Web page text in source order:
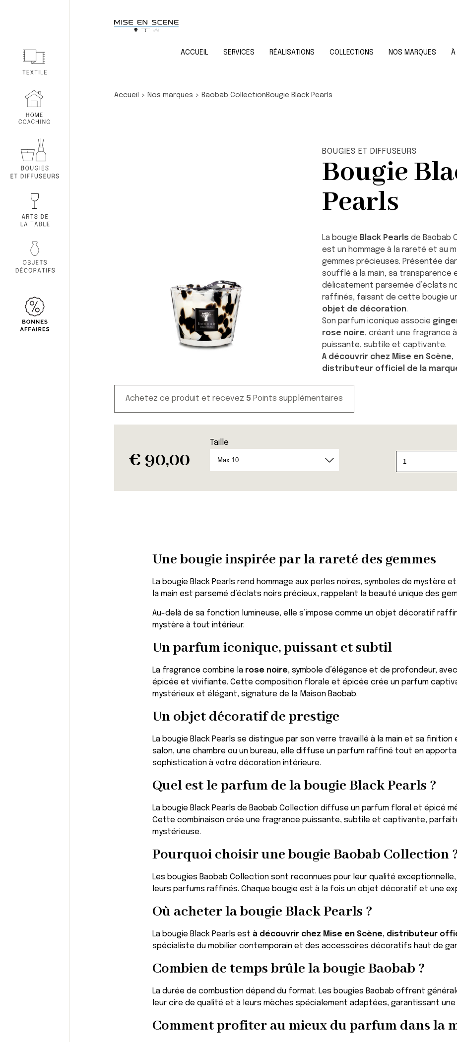
ACCUEIL SERVICES RÉALISATIONS COLLECTIONS NOS MARQUES À
Accueil > Nos marques > Baobab Collection Bougie Black Pearls
BOUGIES ET DIFFUSEURS
Bougie
Pearls
La bougie Black Pearls de Baobab
est un hommage à la rareté et au
gemmes précieuses. Présentée
soufflé à la main, sa transparence
délicatement parsemée d’éclats
raffinés, faisant de cette bougie
objet de décoration.
Son parfum iconique associe
rose noire, créant une fragrance
puissante, subtile et captivante.
A découvrir chez Mise en Scène,
distributeur officiel de la
Achetez ce produit et recevez 5 Points supplémentaires
€ 90,00
Taille
Black
Une bougie inspirée par la rareté des gemmes
La bougie Black Pearls rend hommage aux perles noires, symboles de mystère
la main est parsemé d’éclats noirs précieux, rappelant la beauté unique des
Au-delà de sa fonction lumineuse, elle s’impose comme un objet décoratif
mystère à tout intérieur.
Un parfum iconique, puissant et subtil
La fragrance combine la rose noire, symbole d’élégance et de profondeur,
épicée et vivifiante. Cette composition florale et épicée crée un parfum
mystérieux et élégant, signature de la Maison Baobab.
Un objet décoratif de prestige
La bougie Black Pearls se distingue par son verre travaillé à la main et sa
salon, une chambre ou un bureau, elle diffuse un parfum raffiné tout en
sophistication à votre décoration intérieure.
Quel est le parfum de la bougie Black Pearls ?
La bougie Black Pearls de Baobab Collection diffuse un parfum floral et épicé
Cette combinaison crée une fragrance puissante, subtile et captivante,
mystérieuse.
Pourquoi choisir une bougie Baobab Collection
Les bougies Baobab Collection sont reconnues pour leur qualité
leurs parfums raffinés. Chaque bougie est à la fois un objet décoratif et une
Où acheter la bougie Black Pearls ?
La bougie Black Pearls est à découvrir chez Mise en Scène, distributeur
spécialiste du mobilier contemporain et des accessoires décoratifs haut de
Combien de temps brûle la bougie Baobab ?
La durée de combustion dépend du format. Les bougies Baobab offrent
leur cire de qualité et à leurs mèches spécialement adaptées, garantissant
Comment profiter au mieux du parfum dans la